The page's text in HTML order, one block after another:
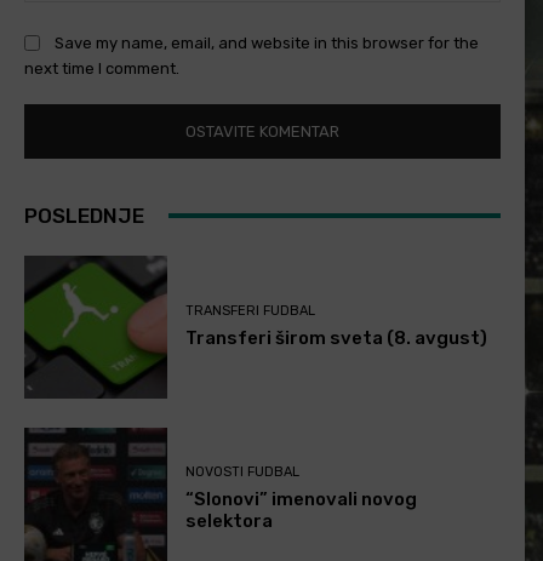
Save my name, email, and website in this browser for the
next time I comment.
POSLEDNJE
TRANSFERI FUDBAL
Transferi širom sveta (8. avgust)
NOVOSTI FUDBAL
“Slonovi” imenovali novog
selektora